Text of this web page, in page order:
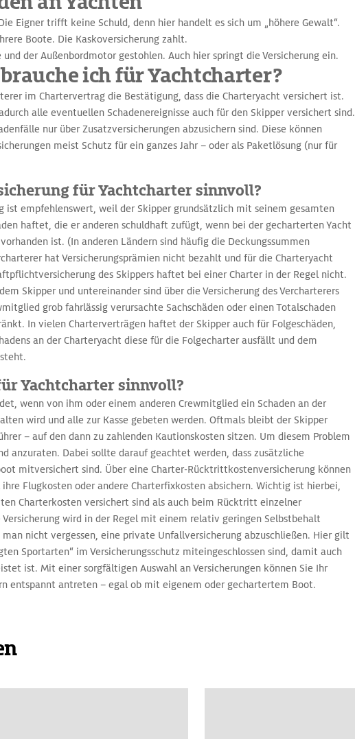
Eigner trifft keine Schuld, denn hier handelt es sich um „höhere Gewalt“.
Boote. Die Kaskoversicherung zahlt.
der Außenbordmotor gestohlen. Auch hier springt die Versicherung ein.
ich für Yachtcharter?
im Chartervertrag die Bestätigung, dass die Charteryacht versichert ist.
alle eventuellen Schadenereignisse auch für den Skipper versichert sind.
nur über Zusatzversicherungen abzusichern sind. Diese können
meist Schutz für ein ganzes Jahr – oder als Paketlösung (nur für
für Yachtcharter sinnvoll?
ist empfehlenswert, weil der Skipper grundsätzlich mit seinem gesamten
haftet, die er anderen schuldhaft zufügt, wenn bei der gecharterten Yacht
ist. (In anderen Ländern sind häufig die Deckungssummen
hat Versicherungsprämien nicht bezahlt und für die Charteryacht
des Skippers haftet bei einer Charter in der Regel nicht.
Skipper und untereinander sind über die Versicherung des Vercharterers
grob fahrlässig verursachte Sachschäden oder einen Totalschaden
In vielen Charterverträgen haftet der Skipper auch für Folgeschäden,
an der Charteryacht diese für die Folgecharter ausfällt und dem
Yachtcharter sinnvoll?
wenn von ihm oder einem anderen Crewmitglied ein Schaden an der
wird und alle zur Kasse gebeten werden. Oftmals bleibt der Skipper
– auf den dann zu zahlenden Kautionskosten sitzen. Um diesem Problem
anzuraten. Dabei sollte darauf geachtet werden, dass zusätzliche
mitversichert sind. Über eine Charter-Rücktrittkostenversicherung können
Flugkosten oder andere Charterfixkosten absichern. Wichtig ist hierbei,
Charterkosten versichert sind als auch beim Rücktritt einzelner
wird in der Regel mit einem relativ geringen Selbstbehalt
nicht vergessen, eine private Unfallversicherung abzuschließen. Hier gilt
Sportarten“ im Versicherungsschutz miteingeschlossen sind, damit auch
ist. Mit einer sorgfältigen Auswahl an Versicherungen können Sie Ihr
entspannt antreten – egal ob mit eigenem oder gechartertem Boot.